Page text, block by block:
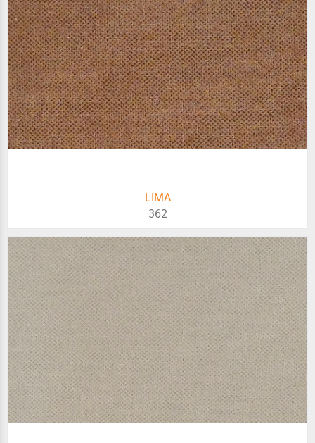
LIMA
362